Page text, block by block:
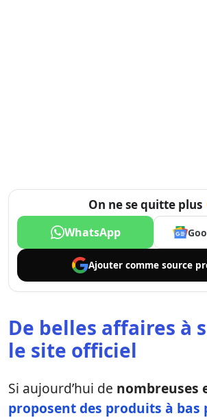
On ne se quitte plus
WhatsApp
Ajouter comme source
De belles affaires à
le site officiel
Si aujourd’hui de nombreuses
proposent des produits à bas